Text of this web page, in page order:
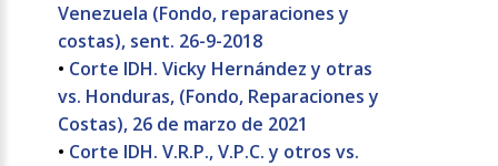
Venezuela (Fondo, reparaciones y
costas), sent. 26-9-2018
• Corte IDH. Vicky Hernández y otras
vs. Honduras, (Fondo, Reparaciones y
Costas), 26 de marzo de 2021
• Corte IDH. V.R.P., V.P.C. y otros vs.